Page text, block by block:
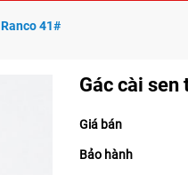
41#
Gác cài sen
Giá bán
Bảo hành